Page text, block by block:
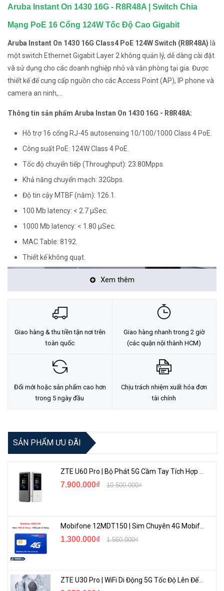
Aruba Instant On 1430 16G - R8R48A | Switch Chia
Mạng PoE 16 Cổng 124W Tốc Độ Cao Gigabit
Aruba Instant On 1430 16G Class4 PoE 124W Switch (R8R48A) là
một switch Ethernet Gigabit Layer 2 không quản lý, dễ dàng cài đặt
và sử dụng cho các doanh nghiệp nhỏ và văn phòng tại gia. Được
thiết kế để cung cấp nguồn cho các Access Point (AP), IP phone và
camera an ninh,...
Thông tin sản phẩm Aruba Instan On 1430 16G - R8R48A:
Hỗ trợ 16 cổng RJ-45 autosensing 10/100/1000 Class 4 PoE.
Công suất PoE: 124W Class 4 PoE.
Tốc độ chuyển tiếp (Throughput): 23.80Mpps.
Khả năng chuyển mạch: 32Gbps.
Độ tin cậy MTBF (năm): 126.1.
100 Mb latency: < 2.7 μSec.
1000 Mb latency: < 1.80 μSec.
MAC Table: 8192.
Thiết kế không quạt.
<Hotline: 0828.011.011 - (028)7300.2021 - VoHoang.vn>
Xem thêm
Giao hàng & thu tiền tận nơi trên
toàn quốc
Giao hàng nhanh trong 2 giờ
(các quận nội thành HCM)
Đổi mới hoặc sản phẩm cao hơn
trong 5 ngày đầu
Chịu trách nhiệm xuất hóa đơn
tài chính
SẢN PHẨM ƯU ĐÃI
ZTE U60 Pro | Bộ Phát 5G Cầm Tay Tích Hợp Công Nghệ WiFi 7, Pin 10000mAh
7.900.000₫ 10.500.000₫
1.300.000₫ 1.550.000₫
ZTE U30 Pro | WiFi Di Động 5G Tốc Độ Lên Đến 500Mbps, Màn Hình Cảm Ứng